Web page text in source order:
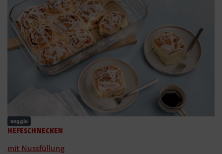
Veggie
HEFESCHNECKEN
mit Nussfüllung